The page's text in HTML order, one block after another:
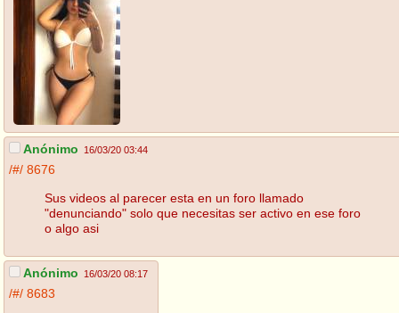
Anónimo 16/03/20 03:44
/#/ 8676
Sus videos al parecer esta en un foro llamado
"denunciando" solo que necesitas ser activo en ese foro
o algo asi
Anónimo 16/03/20 08:17
/#/ 8683